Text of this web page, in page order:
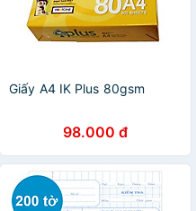
Giấy A4 IK Plus 80gsm
98.000 đ